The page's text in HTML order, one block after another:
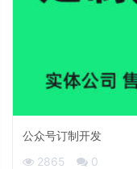
公众号订制开发
2865
0